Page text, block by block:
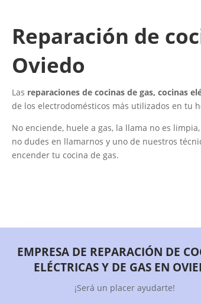
Reparación de
Oviedo
Las reparaciones de cocinas de gas, cocinas
de los electrodomésticos más utilizados en tu
No enciende, huele a gas, la llama no es
no dudes en llamarnos y uno de nuestros
encender tu cocina de gas.
EMPRESA DE REPARACIÓN DE
ELÉCTRICAS Y DE GAS EN
¡Será un placer ayudarte!